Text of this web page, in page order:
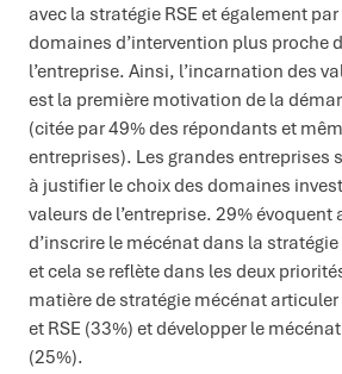
avec la stratégie RSE et également
domaines d’intervention plus proche
l’entreprise. Ainsi, l’incarnation des
est la première motivation de la
(citée par 49% des répondants et
entreprises). Les grandes entreprises
à justifier le choix des domaines
valeurs de l’entreprise. 29%
d’inscrire le mécénat dans la stratégie
et cela se reflète dans les deux
matière de stratégie mécénat
et RSE (33%) et développer le
(25%).